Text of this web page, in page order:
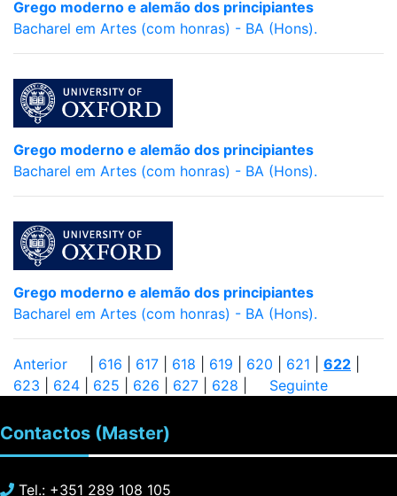
Grego moderno e alemão dos principiantes
Bacharel em Artes (com honras) - BA (Hons).
Grego moderno e alemão dos principiantes
Bacharel em Artes (com honras) - BA (Hons).
Grego moderno e alemão dos principiantes
Bacharel em Artes (com honras) - BA (Hons).
Anterior 616 617 618 619 620 621 622
623
624 625 626 627 628 Seguinte
Contactos (Master)
Tel.: +351 289 108 105